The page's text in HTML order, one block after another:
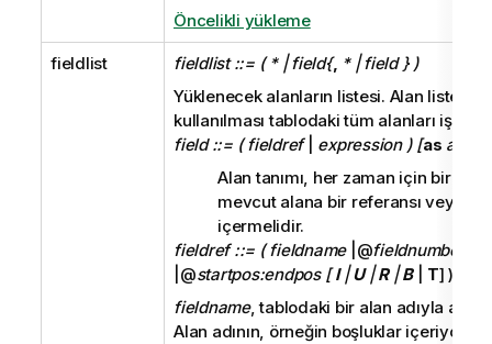
Öncelikli yükleme
fieldlist fieldlist ::= ( * | field{, * | field } )
Yüklenecek alanların listesi. Alan listesi
kullanılması tablodaki tüm alanları işaret
field ::= ( fieldref| expression ) [as
Alan tanımı, her zaman için bir
mevcut alana bir referansı veya
içermelidir.
fieldref ::= ( fieldname|@fieldnumber
|@startpos:endpos [I|U|R|B| T] )
fieldname, tablodaki bir alan adıyla aynı
Alan adının, örneğin boşluklar